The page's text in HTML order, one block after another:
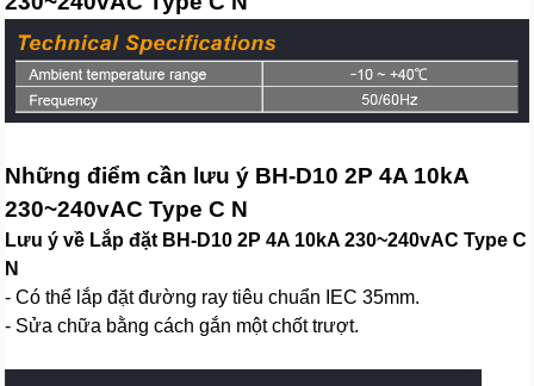
Những điểm cần lưu ý BH-D10 2P 4A 10kA
230~240vAC Type C N
Lưu ý về Lắp đặt BH-D10 2P 4A 10kA 230~240vAC Type C
N
- Có thể lắp đặt đường ray tiêu chuẩn IEC 35mm.
- Sửa chữa bằng cách gắn một chốt trượt.